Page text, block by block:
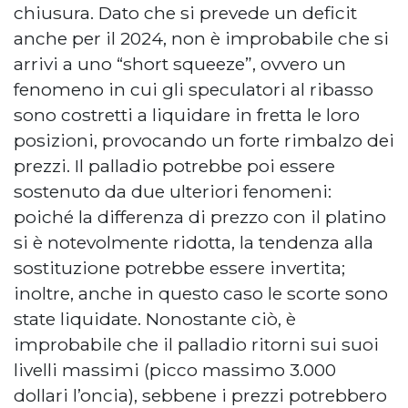
chiusura. Dato che si prevede un deficit
anche per il 2024, non è improbabile che si
arrivi a uno “short squeeze”, ovvero un
fenomeno in cui gli speculatori al ribasso
sono costretti a liquidare in fretta le loro
posizioni, provocando un forte rimbalzo dei
prezzi. Il palladio potrebbe poi essere
sostenuto da due ulteriori fenomeni:
poiché la differenza di prezzo con il platino
si è notevolmente ridotta, la tendenza alla
sostituzione potrebbe essere invertita;
inoltre, anche in questo caso le scorte sono
state liquidate. Nonostante ciò, è
improbabile che il palladio ritorni sui suoi
livelli massimi (picco massimo 3.000
dollari l’oncia), sebbene i prezzi potrebbero